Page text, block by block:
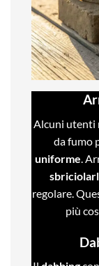
Alcuni utenti
da fumo
uniforme.
regolare.
più